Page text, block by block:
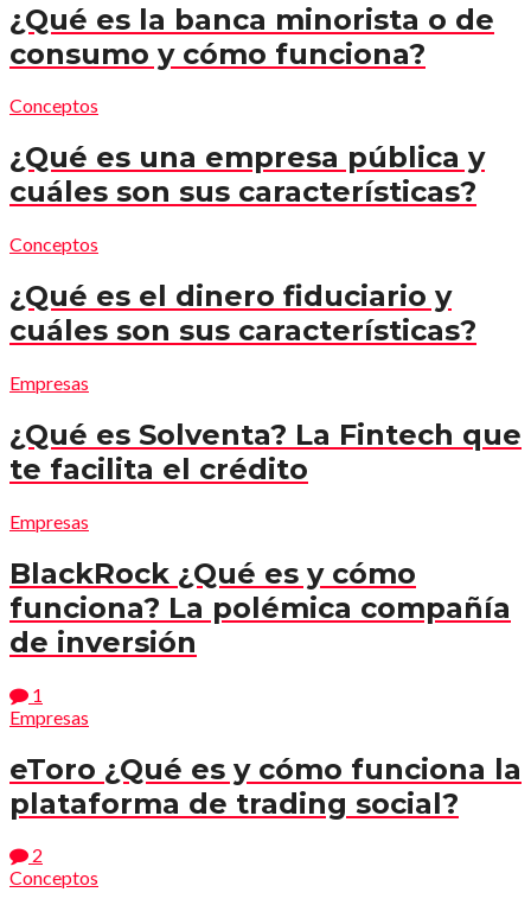
¿Qué es la banca minorista o de
consumo y cómo funciona?
Conceptos
¿Qué es una empresa pública y
cuáles son sus características?
Conceptos
¿Qué es el dinero fiduciario y
cuáles son sus características?
Empresas
¿Qué es Solventa? La Fintech que
te facilita el crédito
Empresas
BlackRock ¿Qué es y cómo
funciona? La polémica compañía
de inversión
1
Empresas
eToro ¿Qué es y cómo funciona la
plataforma de trading social?
2
Conceptos